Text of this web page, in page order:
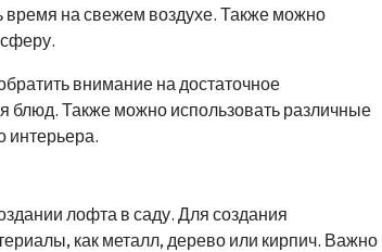
время на свежем воздухе. Также можно
внимание на достаточное
блюд. Также можно использовать различные
интерьера.
лофта в саду. Для создания
как металл, дерево или кирпич. Важно